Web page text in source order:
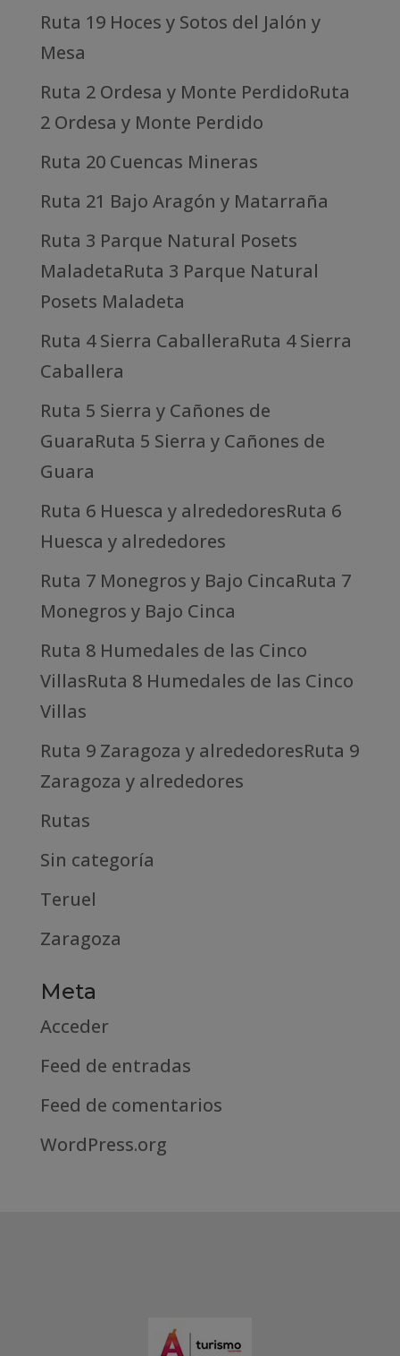
Ruta 19 Hoces y Sotos del Jalón y
Mesa
Ruta 2 Ordesa y Monte PerdidoRuta
2 Ordesa y Monte Perdido
Ruta 20 Cuencas Mineras
Ruta 21 Bajo Aragón y Matarraña
Ruta 3 Parque Natural Posets
MaladetaRuta 3 Parque Natural
Posets Maladeta
Ruta 4 Sierra CaballeraRuta 4 Sierra
Caballera
Ruta 5 Sierra y Cañones de
GuaraRuta 5 Sierra y Cañones de
Guara
Ruta 6 Huesca y alrededoresRuta 6
Huesca y alrededores
Ruta 7 Monegros y Bajo CincaRuta 7
Monegros y Bajo Cinca
Ruta 8 Humedales de las Cinco
VillasRuta 8 Humedales de las Cinco
Villas
Ruta 9 Zaragoza y alrededoresRuta 9
Zaragoza y alrededores
Rutas
Sin categoría
Teruel
Zaragoza
Meta
Acceder
Feed de entradas
Feed de comentarios
WordPress.org